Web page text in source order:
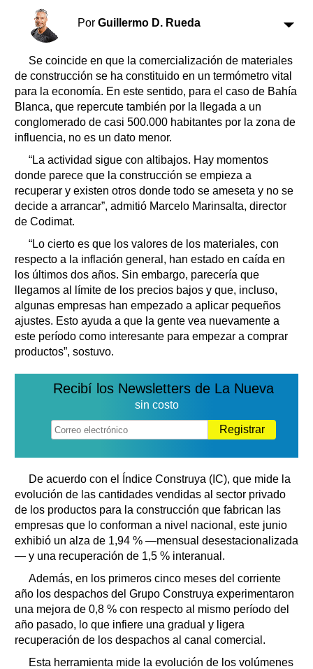
Por Guillermo D. Rueda
Se coincide en que la comercialización de materiales
de construcción se ha constituido en un termómetro vital
para la economía. En este sentido, para el caso de Bahía
Blanca, que repercute también por la llegada a un
conglomerado de casi 500.000 habitantes por la zona de
influencia, no es un dato menor.
“La actividad sigue con altibajos. Hay momentos
donde parece que la construcción se empieza a
recuperar y existen otros donde todo se ameseta y no se
decide a arrancar”, admitió Marcelo Marinsalta, director
de Codimat.
“Lo cierto es que los valores de los materiales, con
respecto a la inflación general, han estado en caída en
los últimos dos años. Sin embargo, parecería que
llegamos al límite de los precios bajos y que, incluso,
algunas empresas han empezado a aplicar pequeños
ajustes. Esto ayuda a que la gente vea nuevamente a
este período como interesante para empezar a comprar
productos”, sostuvo.
Recibí los Newsletters de La Nueva
sin costo
Registrar
De acuerdo con el Índice Construya (IC), que mide la
evolución de las cantidades vendidas al sector privado
de los productos para la construcción que fabrican las
empresas que lo conforman a nivel nacional, este junio
exhibió un alza de 1,94 % —mensual desestacionalizada
— y una recuperación de 1,5 % interanual.
Además, en los primeros cinco meses del corriente
año los despachos del Grupo Construya experimentaron
una mejora de 0,8 % con respecto al mismo período del
año pasado, lo que infiere una gradual y ligera
recuperación de los despachos al canal comercial.
Esta herramienta mide la evolución de los volúmenes